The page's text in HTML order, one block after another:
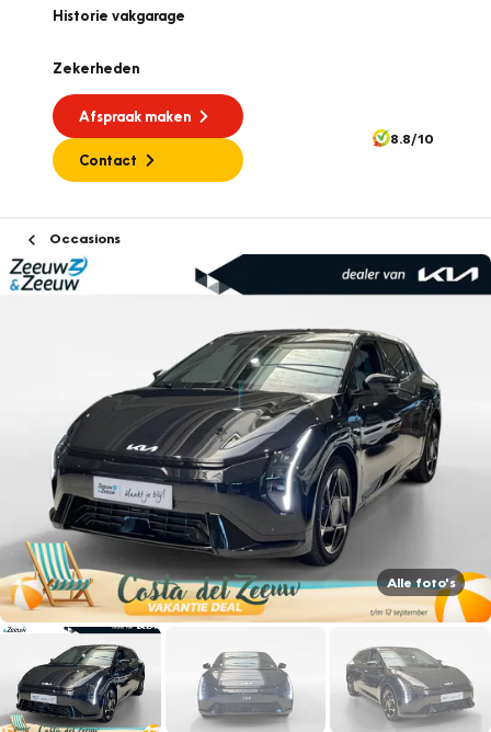
Historie vakgarage
Zekerheden
Afspraak maken
Contact
8.8/10
Occasions
Alle foto's